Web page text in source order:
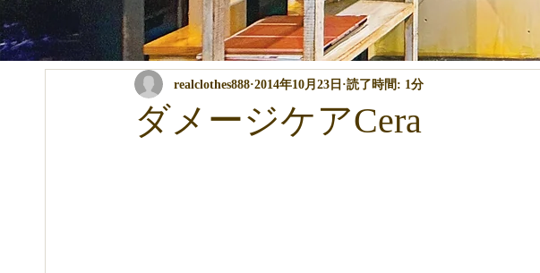
全ての記事 コンテスト・イベント関係 パーマ・カラー・トリートメントなど技術関係
講習関係 ブログ
ダメージケアCera
realclothes888 2014年10月23日 読了時間: 1分